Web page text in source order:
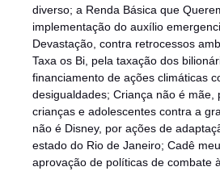
diverso; a Renda Básica que
implementação do auxílio
Devastação, contra retrocessos
Taxa os Bi, pela taxação dos
financiamento de ações climáticas
desigualdades; Criança não é mãe,
crianças e adolescentes contra a
não é Disney, por ações de
estado do Rio de Janeiro; Cadê
aprovação de políticas de combate